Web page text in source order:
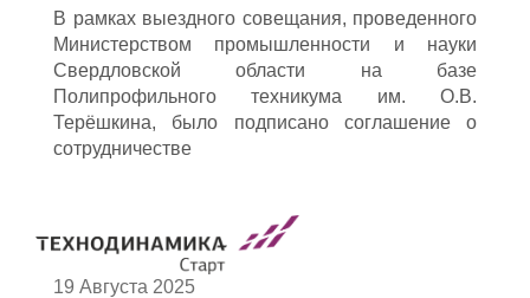
В рамках выездного совещания, проведенного
Министерством промышленности и науки
Свердловской области на базе
Полипрофильного техникума им. О.В.
Терёшкина, было подписано соглашение о
сотрудничестве
19 Августа 2025